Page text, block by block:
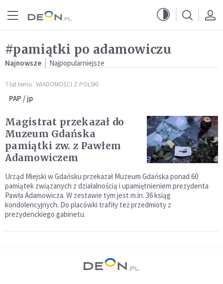
#pamiątki po adamowiczu
Najnowsze Najpopularniejsze
7 lat temu WIADOMOŚCI Z POLSKI
PAP / jp
Magistrat przekazał do
Muzeum Gdańska
pamiątki zw. z Pawłem
Adamowiczem
Urząd Miejski w Gdańsku przekazał Muzeum Gdańska ponad 60
pamiątek związanych z działalnością i upamiętnieniem prezydenta
Pawła Adamowicza. W zestawie tym jest m.in. 36 ksiąg
kondolencyjnych. Do placówki trafiły też przedmioty z
prezydenckiego gabinetu.